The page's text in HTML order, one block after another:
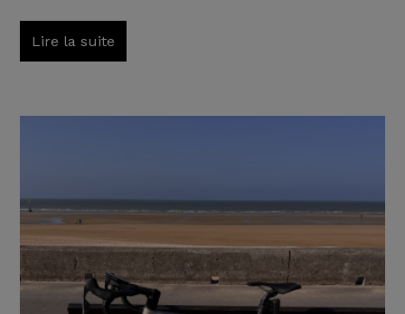
Lire la suite